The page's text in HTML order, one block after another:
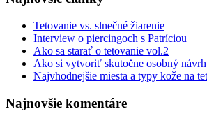
Tetovanie vs. slnečné žiarenie
Interview o piercingoch s Patríciou
Ako sa starať o tetovanie vol.2
Ako si vytvoriť skutočne osobný
Najvhodnejšie miesta a typy kože na
Najnovšie komentáre